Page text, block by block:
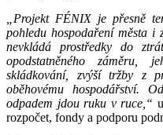
„Projekt FÉNIX je přesně
pohledu hospodaření města i
nevkládá prostředky do
opodstatněného záměru,
skládkování, zvýší tržby z
oběhovému hospodářství.
odpadem jdou ruku v ruce,“
rozpočet, fondy a podporu